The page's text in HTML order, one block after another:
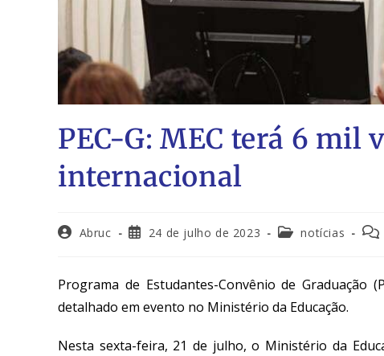
PEC-G: MEC terá 6 mil
internacional
Abruc 24 de julho de 2023 notícias
Programa de Estudantes-Convênio de Graduação
detalhado em evento no Ministério da Educação.
Nesta sexta-feira, 21 de julho, o Ministério da